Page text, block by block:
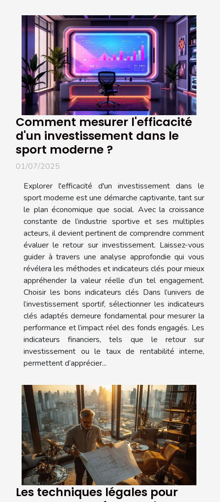
Comment mesurer l'efficacité
d'un investissement dans le
sport moderne ?
01/07/2025
Explorer l'efficacité d'un investissement dans le
sport moderne est une démarche captivante, tant sur
le plan économique que social. Avec la croissance
constante de l’industrie sportive et ses multiples
acteurs, il devient pertinent de comprendre comment
évaluer le retour sur investissement. Laissez-vous
guider à travers une analyse approfondie qui vous
révélera les méthodes et indicateurs clés pour mieux
appréhender la valeur réelle d’un tel engagement.
Choisir les bons indicateurs clés Dans l’univers de
l’investissement sportif, sélectionner les indicateurs
clés adaptés demeure fondamental pour mesurer la
performance et l’impact réel des fonds engagés. Les
indicateurs financiers, tels que le retour sur
investissement ou le taux de rentabilité interne,
permettent d’apprécier...
Les techniques légales pour